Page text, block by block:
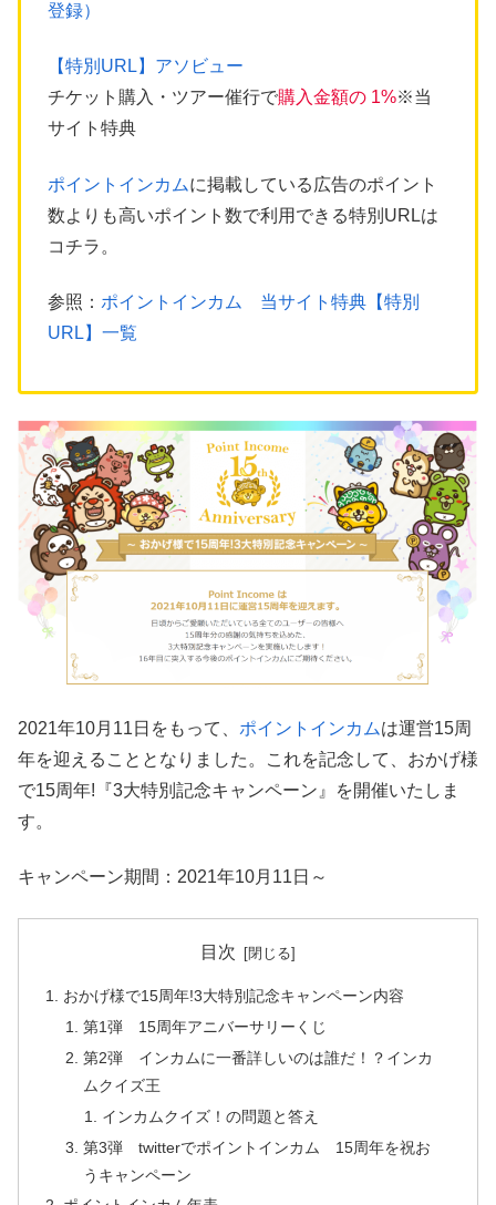
登録）
【特別URL】アソビュー
チケット購入・ツアー催行で購入金額の 1%※当
サイト特典
ポイントインカムに掲載している広告のポイント
数よりも高いポイント数で利用できる特別URLは
コチラ。
参照： ポイントインカム 当サイト特典【特別
URL】一覧
2021年10月11日をもって、 ポイントインカムは運営15周
年を迎えることとなりました。これを記念して、おかげ様
で15周年!『3大特別記念キャンペーン』を開催いたしま
す。
キャンペーン期間：2021年10月11日～
目次
おかげ様で15周年!3大特別記念キャンペーン内容
第1弾 15周年アニバーサリーくじ
第2弾 インカムに一番詳しいのは誰だ！？インカ
ムクイズ王
インカムクイズ！の問題と答え
第3弾 twitterでポイントインカム 15周年を祝お
うキャンペーン